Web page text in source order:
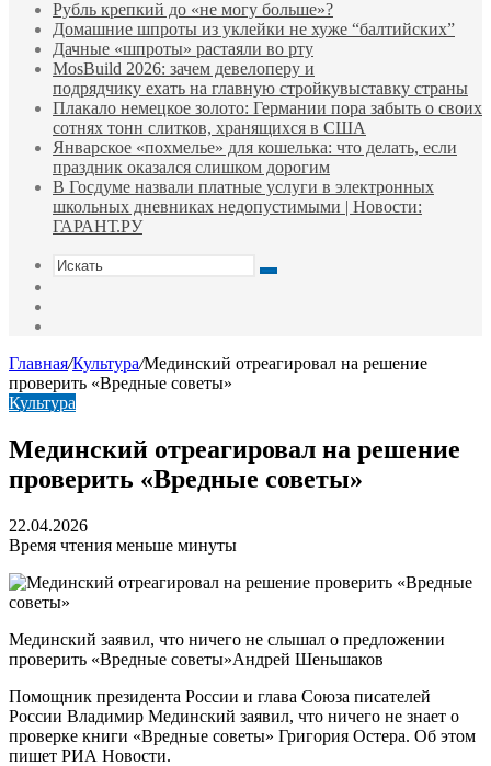
Рубль крепкий до «не могу больше»?
Домашние шпроты из уклейки не хуже “балтийских”
Дачные «шпроты» растаяли во рту
MosBuild 2026: зачем девелоперу и
подрядчиĸу ехать на главную стройĸувыставĸу страны
Плакало немецкое золото: Германии пора забыть о своих
сотнях тонн слитков, хранящихся в США
Январское «похмелье» для кошелька: что делать, если
праздник оказался слишком дорогим
В Госдуме назвали платные услуги в электронных
школьных дневниках недопустимыми | Новости:
ГАРАНТ.РУ
Искать
Главная/Культура/Мединский отреагировал на решение
проверить «Вредные советы»
Культура
Мединский отреагировал на решение
проверить «Вредные советы»
22.04.2026
Время чтения меньше минуты
Мединский заявил, что ничего не слышал о предложении
проверить «Вредные советы»Андрей Шеньшаков
Помощник президента России и глава Союза писателей
России Владимир Мединский заявил, что ничего не знает о
проверке книги «Вредные советы» Григория Остера. Об этом
пишет РИА Новости.